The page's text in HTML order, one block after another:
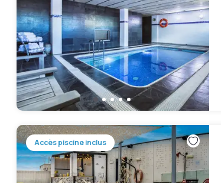
Accès piscine inclus